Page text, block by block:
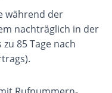
während der
nachträglich in der
85 Tage nach